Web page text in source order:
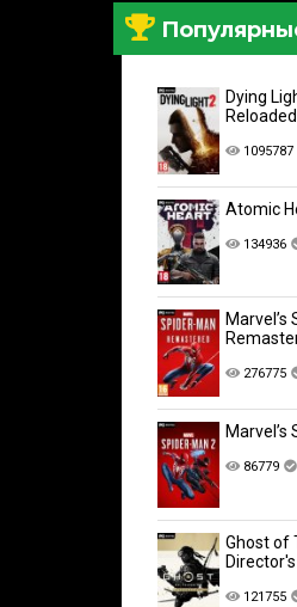
Dying
1095787
Atomic
134936
Marvel’s
276775
Marvel’s
86779
Ghost of
121755